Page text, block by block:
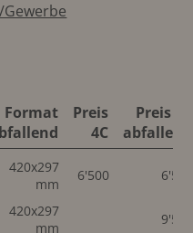
Format
Preis
4C
Preis 4C
abfallend
420x297
mm
6'500 6'500
420x297
mm
9'500